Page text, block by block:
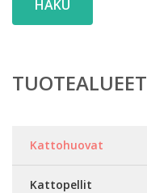
HAKU
TUOTEALUEET
Kattohuovat
Kattopellit